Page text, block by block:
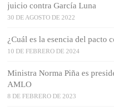
juicio contra García Luna
30 DE AGOSTO DE 2022
¿Cuál es la esencia del pacto
10 DE FEBRERO DE 2024
Ministra Norma Piña es
AMLO
8 DE FEBRERO DE 2023